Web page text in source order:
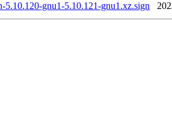
5.10.120-gnu1-5.10.121-gnu1.xz.sign